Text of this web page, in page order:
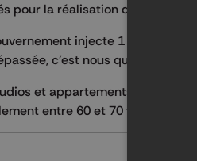
pour la réalisation des travaux.
injecte 1 million
c’est nous qui
et appartements seront
entre 60 et 70 familles en